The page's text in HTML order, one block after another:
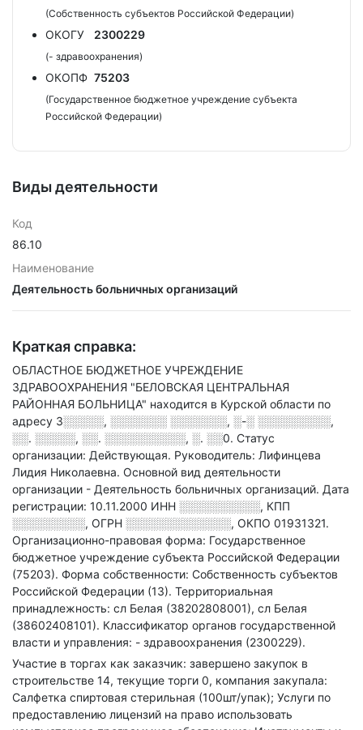
(Собственность субъектов Российской Федерации)
ОКОГУ 2300229
(- здравоохранения)
ОКОПФ 75203
(Государственное бюджетное учреждение субъекта
Российской Федерации)
Виды деятельности
Код
86.10
Наименование
Деятельность больничных организаций
Краткая справка:
ОБЛАСТНОЕ БЮДЖЕТНОЕ УЧРЕЖДЕНИЕ
ЗДРАВООХРАНЕНИЯ "БЕЛОВСКАЯ ЦЕНТРАЛЬНАЯ
РАЙОННАЯ БОЛЬНИЦА" находится в Курской области по
адресу 3░░░░░, ░░░░░░░ ░░░░░░░, ░-░ ░░░░░░░░░,
░░. ░░░░░, ░░. ░░░░░░░░░░, ░. ░░0. Статус
организации: Действующая. Руководитель: Лифинцева
Лидия Николаевна. Основной вид деятельности
организации - Деятельность больничных организаций. Дата
регистрации: 10.11.2000 ИНН ░░░░░░░░░░, КПП
░░░░░░░░░, ОГРН ░░░░░░░░░░░░░, ОКПО 01931321.
Организационно-правовая форма: Государственное
бюджетное учреждение субъекта Российской Федерации
(75203). Форма собственности: Собственность субъектов
Российской Федерации (13). Территориальная
принадлежность: сл Белая (38202808001), сл Белая
(38602408101). Классификатор органов государственной
власти и управления: - здравоохранения (2300229).
Участие в торгах как заказчик: завершено закупок в
строительстве 14, текущие торги 0, компания закупала:
Салфетка спиртовая стерильная (100шт/упак); Услуги по
предоставлению лицензий на право использовать